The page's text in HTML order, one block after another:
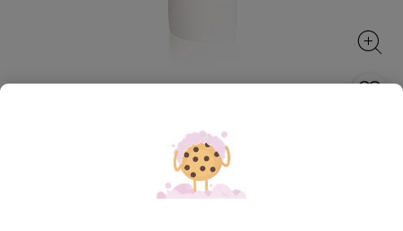
Poriënreducerende matterende
foundation
Egaliseert de teint, matteert en vermindert poriën